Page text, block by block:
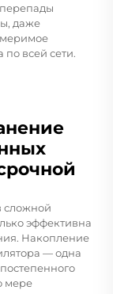
даже
по всей сети.
сложной
эффективна
Накопление
— одна
мере